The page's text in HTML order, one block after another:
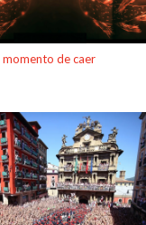
momento de caer